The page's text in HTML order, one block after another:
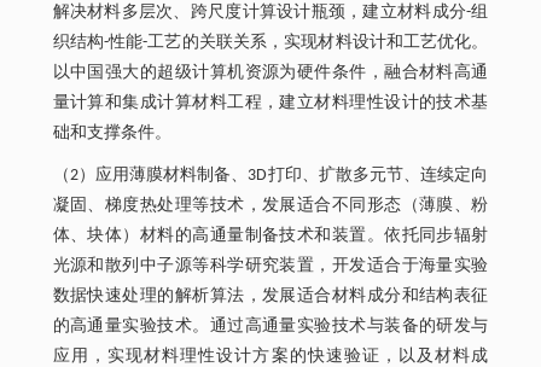
解决材料多层次、跨尺度计算设计瓶颈，建立材料成分-组
织结构-性能-工艺的关联关系，实现材料设计和工艺优化。
以中国强大的超级计算机资源为硬件条件，融合材料高通
量计算和集成计算材料工程，建立材料理性设计的技术基
础和支撑条件。
（2）应用薄膜材料制备、3D打印、扩散多元节、连续定向
凝固、梯度热处理等技术，发展适合不同形态（薄膜、粉
体、块体）材料的高通量制备技术和装置。依托同步辐射
光源和散列中子源等科学研究装置，开发适合于海量实验
数据快速处理的解析算法，发展适合材料成分和结构表征
的高通量实验技术。通过高通量实验技术与装备的研发与
应用，实现材料理性设计方案的快速验证，以及材料成